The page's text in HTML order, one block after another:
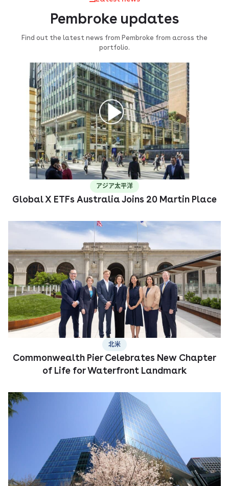
Pembroke updates
Find out the latest news from Pembroke from across the
portfolio.
アジア太平洋
Global X ETFs Australia Joins 20 Martin Place
北米
Commonwealth Pier Celebrates New Chapter
of Life for Waterfront Landmark